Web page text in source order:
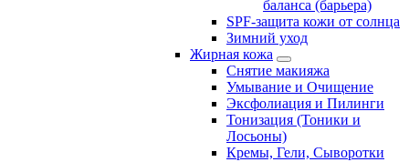
баланса (барьера)
SPF-защита кожи от солнца
Зимний уход
Жирная кожа
Снятие макияжа
Умывание и Очищение
Эксфолиация и Пилинги
Тонизация (Тоники и
Лосьоны)
Кремы, Гели, Сыворотки